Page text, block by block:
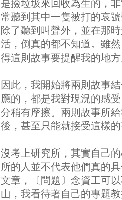
是撿垃圾來回收為生的，
常聽到其中一隻被打的哀
除了聽到叫聲外，並在那
活，倒真的都不知道。雖
得這則故事要提醒我的地
因此，我開始將兩則故事
應的，都是我對現況的感
分稍有摩擦。兩則故事所
後，甚至只能就接受這樣
沒考上研究所，其實自己
所的人並不代表他們真的
文章，〔問題〕念資工可
山，我看待著自己的專題